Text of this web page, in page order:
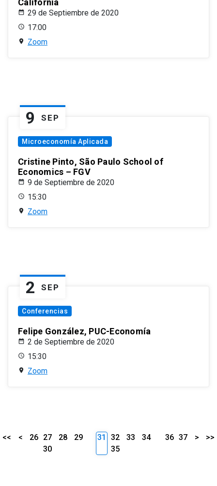
California
29 de Septiembre de 2020
17:00
Zoom
9 SEP
Microeconomía Aplicada
Cristine Pinto, São Paulo School of
Economics – FGV
9 de Septiembre de 2020
15:30
Zoom
2 SEP
Conferencias
Felipe González, PUC-Economía
2 de Septiembre de 2020
15:30
Zoom
<< < 26 27 28
29
30
31 32 33
34
35
36 37 > >>